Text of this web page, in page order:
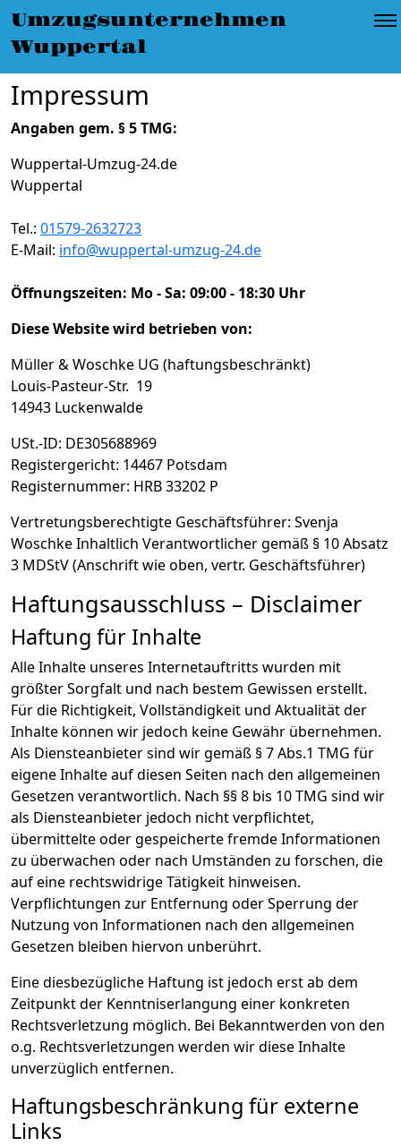
Umzugsunternehmen
Wuppertal
Umzugsunternehmen Wuppertal»Impressum
Impressum
Angaben gem. § 5 TMG:
Wuppertal-Umzug-24.de
Wuppertal
Tel.: 01579-2632723
E-Mail: info@wuppertal-umzug-24.de
Öffnungszeiten: Mo - Sa: 09:00 - 18:30 Uhr
Diese Website wird betrieben von:
Müller & Woschke UG (haftungsbeschränkt)
Louis-Pasteur-Str. 19
14943 Luckenwalde
USt.-ID: DE305688969
Registergericht: 14467 Potsdam
Registernummer: HRB 33202 P
Vertretungsberechtigte Geschäftsführer: Svenja
Woschke Inhaltlich Verantwortlicher gemäß § 10 Absatz
3 MDStV (Anschrift wie oben, vertr. Geschäftsführer)
Haftungsausschluss – Disclaimer
Haftung für Inhalte
Alle Inhalte unseres Internetauftritts wurden mit
größter Sorgfalt und nach bestem Gewissen erstellt.
Für die Richtigkeit, Vollständigkeit und Aktualität der
Inhalte können wir jedoch keine Gewähr übernehmen.
Als Diensteanbieter sind wir gemäß § 7 Abs.1 TMG für
eigene Inhalte auf diesen Seiten nach den allgemeinen
Gesetzen verantwortlich. Nach §§ 8 bis 10 TMG sind wir
als Diensteanbieter jedoch nicht verpflichtet,
übermittelte oder gespeicherte fremde Informationen
zu überwachen oder nach Umständen zu forschen, die
auf eine rechtswidrige Tätigkeit hinweisen.
Verpflichtungen zur Entfernung oder Sperrung der
Nutzung von Informationen nach den allgemeinen
Gesetzen bleiben hiervon unberührt.
Eine diesbezügliche Haftung ist jedoch erst ab dem
Zeitpunkt der Kenntniserlangung einer konkreten
Rechtsverletzung möglich. Bei Bekanntwerden von den
o.g. Rechtsverletzungen werden wir diese Inhalte
unverzüglich entfernen.
Haftungsbeschränkung für externe
Links